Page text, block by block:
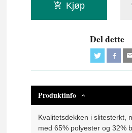
Kjøp
Del dette
Produktinfo
Kvalitetsdekken i slitesterkt,
med 65% polyester og 32%